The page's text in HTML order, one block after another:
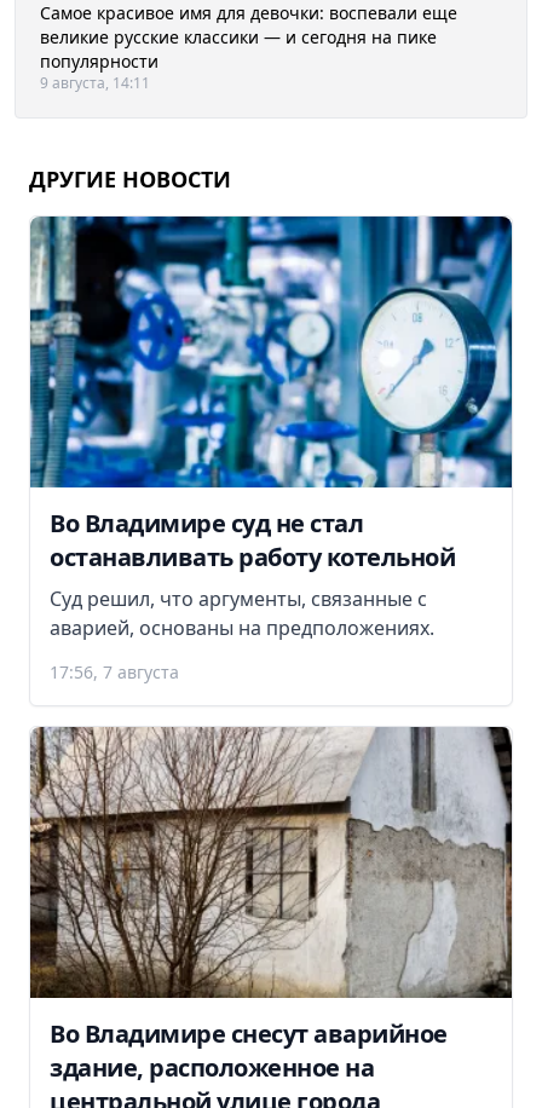
Самое красивое имя для девочки: воспевали еще
великие русские классики — и сегодня на пике
популярности
9 августа, 14:11
ДРУГИЕ НОВОСТИ
Во Владимире суд не стал
останавливать работу котельной
Суд решил, что аргументы, связанные с
аварией, основаны на предположениях.
17:56, 7 августа
Во Владимире снесут аварийное
здание, расположенное на
центральной улице города